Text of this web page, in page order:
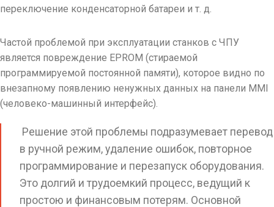
переключение конденсаторной батареи и т. д.
Частой проблемой при эксплуатации станков с ЧПУ
является повреждение EPROM (стираемой
программируемой постоянной памяти), которое видно по
внезапному появлению ненужных данных на панели MMI
(человеко-машинный интерфейс).
Решение этой проблемы подразумевает перевод
в ручной режим, удаление ошибок, повторное
программирование и перезапуск оборудования.
Это долгий и трудоемкий процесс, ведущий к
простою и финансовым потерям. Основной